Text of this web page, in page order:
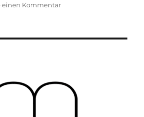
einen Kommentarzu